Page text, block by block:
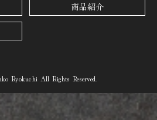
商品紹介
Ryokuchi All Rights Reserved.